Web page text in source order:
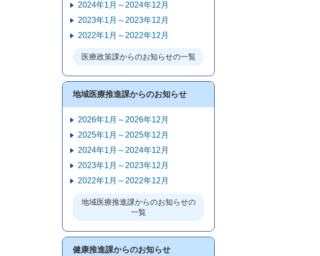
2024年1月～2024年12月
2023年1月～2023年12月
2022年1月～2022年12月
医療政策課からのお知らせの一覧
地域医療推進課からのお知らせ
2026年1月～2026年12月
2025年1月～2025年12月
2024年1月～2024年12月
2023年1月～2023年12月
2022年1月～2022年12月
地域医療推進課からのお知らせの
一覧
健康推進課からのお知らせ